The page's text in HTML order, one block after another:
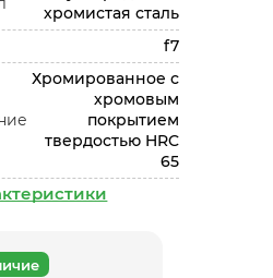
хромистая сталь
f7
Хромированное с
хромовым
покрытием
твердостью HRC
65